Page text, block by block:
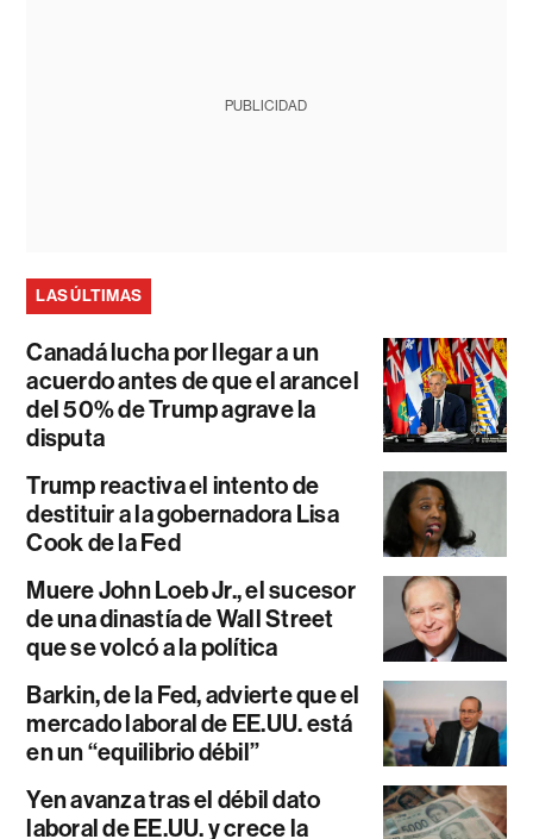
PUBLICIDAD
LAS ÚLTIMAS
Canadá lucha por llegar a un
acuerdo antes de que el arancel
del 50% de Trump agrave la
disputa
Trump reactiva el intento de
destituir a la gobernadora Lisa
Cook de la Fed
Muere John Loeb Jr., el sucesor
de una dinastía de Wall Street
que se volcó a la política
Barkin, de la Fed, advierte que el
mercado laboral de EE.UU. está
en un “equilibrio débil”
Yen avanza tras el débil dato
laboral de EE.UU. y crece la